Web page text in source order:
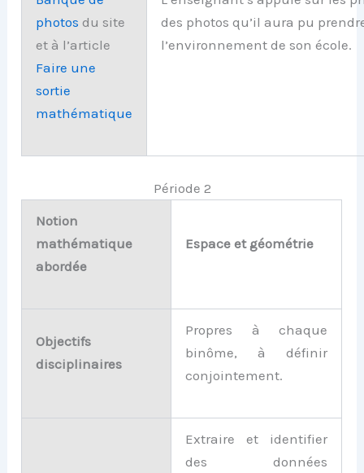
photos du site
et à l’article
Faire une
sortie
mathématique
des photos qu’il aura pu
l’environnement de son école.
Période 2
Notion
mathématique
abordée
Espace et géométrie
Objectifs
disciplinaires
Propres à chaque
binôme, à définir
conjointement.
Extraire et identifier
des données